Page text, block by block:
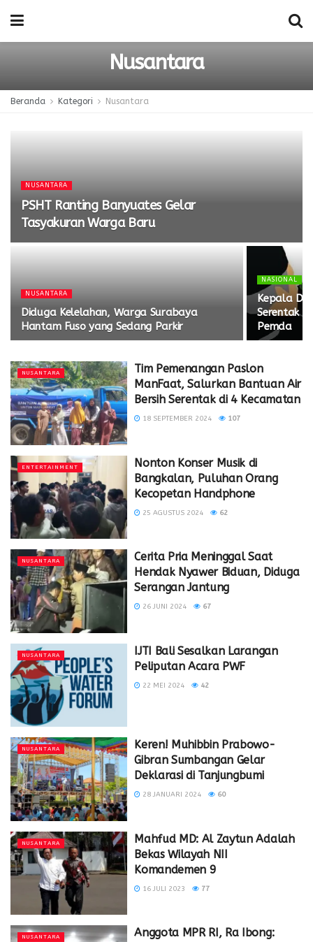
Nusantara
Beranda Kategori Nusantara
NUSANTARA
PSHT Ranting Banyuates Gelar
Tasyakuran Warga Baru
NUSANTARA
Diduga Kelelahan, Warga Surabaya
Hantam Fuso yang Sedang Parkir
NASIONAL
Kepala
Serentak
Pemda
NUSANTARA
Tim Pemenangan Paslon
ManFaat, Salurkan Bantuan Air
Bersih Serentak di 4 Kecamatan
18 SEPTEMBER 2024 107
ENTERTAINMENT
Nonton Konser Musik di
Bangkalan, Puluhan Orang
Kecopetan Handphone
25 AGUSTUS 2024 62
NUSANTARA
Cerita Pria Meninggal Saat
Hendak Nyawer Biduan, Diduga
Serangan Jantung
26 JUNI 2024 67
NUSANTARA
IJTI Bali Sesalkan Larangan
Peliputan Acara PWF
22 MEI 2024 42
NUSANTARA
Keren! Muhibbin Prabowo-
Gibran Sumbangan Gelar
Deklarasi di Tanjungbumi
28 JANUARI 2024 60
NUSANTARA
Mahfud MD: Al Zaytun Adalah
Bekas Wilayah NII
Komandemen 9
16 JULI 2023 77
NUSANTARA
Anggota MPR RI, Ra Ibong: